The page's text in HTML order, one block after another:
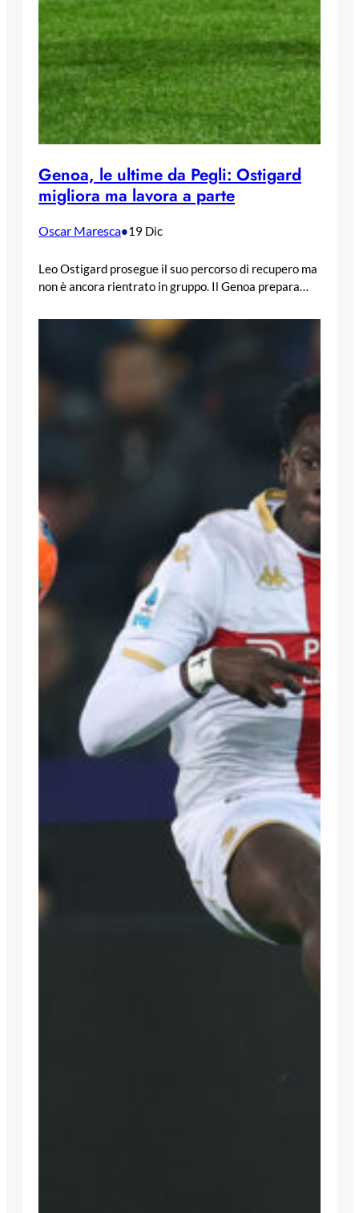
Genoa, le ultime da Pegli: Ostigard
migliora ma lavora a parte
Oscar Maresca•19 Dic
Leo Ostigard prosegue il suo percorso di recupero ma
non è ancora rientrato in gruppo. Il Genoa prepara…